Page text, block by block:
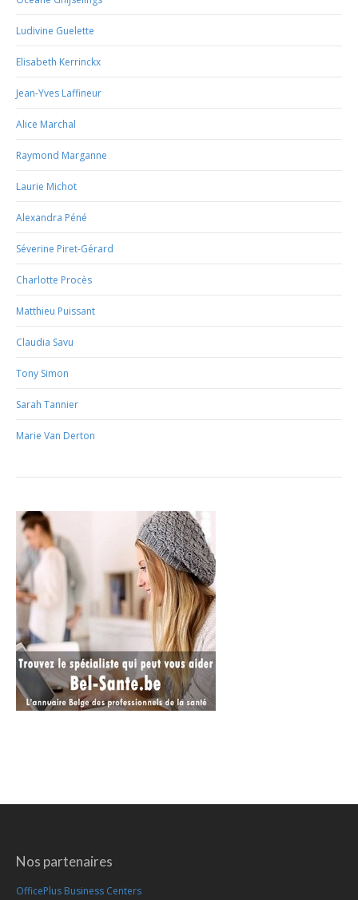
Ludivine Guelette
Elisabeth Kerrinckx
Jean-Yves Laffineur
Alice Marchal
Raymond Marganne
Laurie Michot
Alexandra Péné
Séverine Piret-Gérard
Charlotte Procès
Matthieu Puissant
Claudia Savu
Tony Simon
Sarah Tannier
Marie Van Derton
Nos partenaires
OfficePlus Business Centers